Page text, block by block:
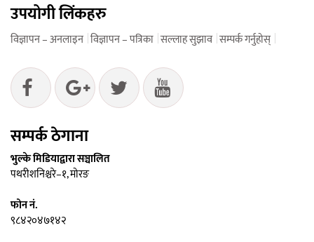
उपयोगी लिंकहरु
विज्ञापन – अनलाइन विज्ञापन – पत्रिका सल्लाह सुझाव सम्पर्क गर्नुहोस्
सम्पर्क ठेगाना
भुल्के मिडियाद्वारा सञ्चालित
पथरीशनिश्चरे–१, मोरङ
फोन नं.
९८४२०४७१४२